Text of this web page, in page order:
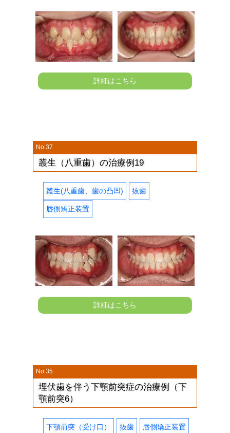
詳細はこちら
No.37
叢生（八重歯）の治療例19
叢生(八重歯、歯の凸凹) 抜歯
唇側矯正装置
詳細はこちら
No.35
埋伏歯を伴う下顎前突症の治療例（下
顎前突6）
下顎前突（受け口） 抜歯 唇側矯正装置